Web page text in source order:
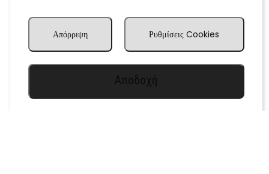
Ρυθμίσεις Cookies
Απόρριψη